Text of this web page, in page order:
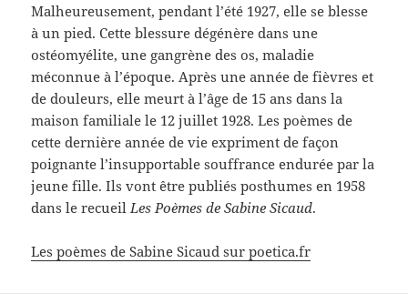
Malheureusement, pendant l’été 1927, elle se blesse
à un pied. Cette blessure dégénère dans une
ostéomyélite, une gangrène des os, maladie
méconnue à l’époque. Après une année de fièvres et
de douleurs, elle meurt à l’âge de 15 ans dans la
maison familiale le 12 juillet 1928. Les poèmes de
cette dernière année de vie expriment de façon
poignante l’insupportable souffrance endurée par la
jeune fille. Ils vont être publiés posthumes en 1958
dans le recueil Les Poèmes de Sabine Sicaud.
Les poèmes de Sabine Sicaud sur poetica.fr